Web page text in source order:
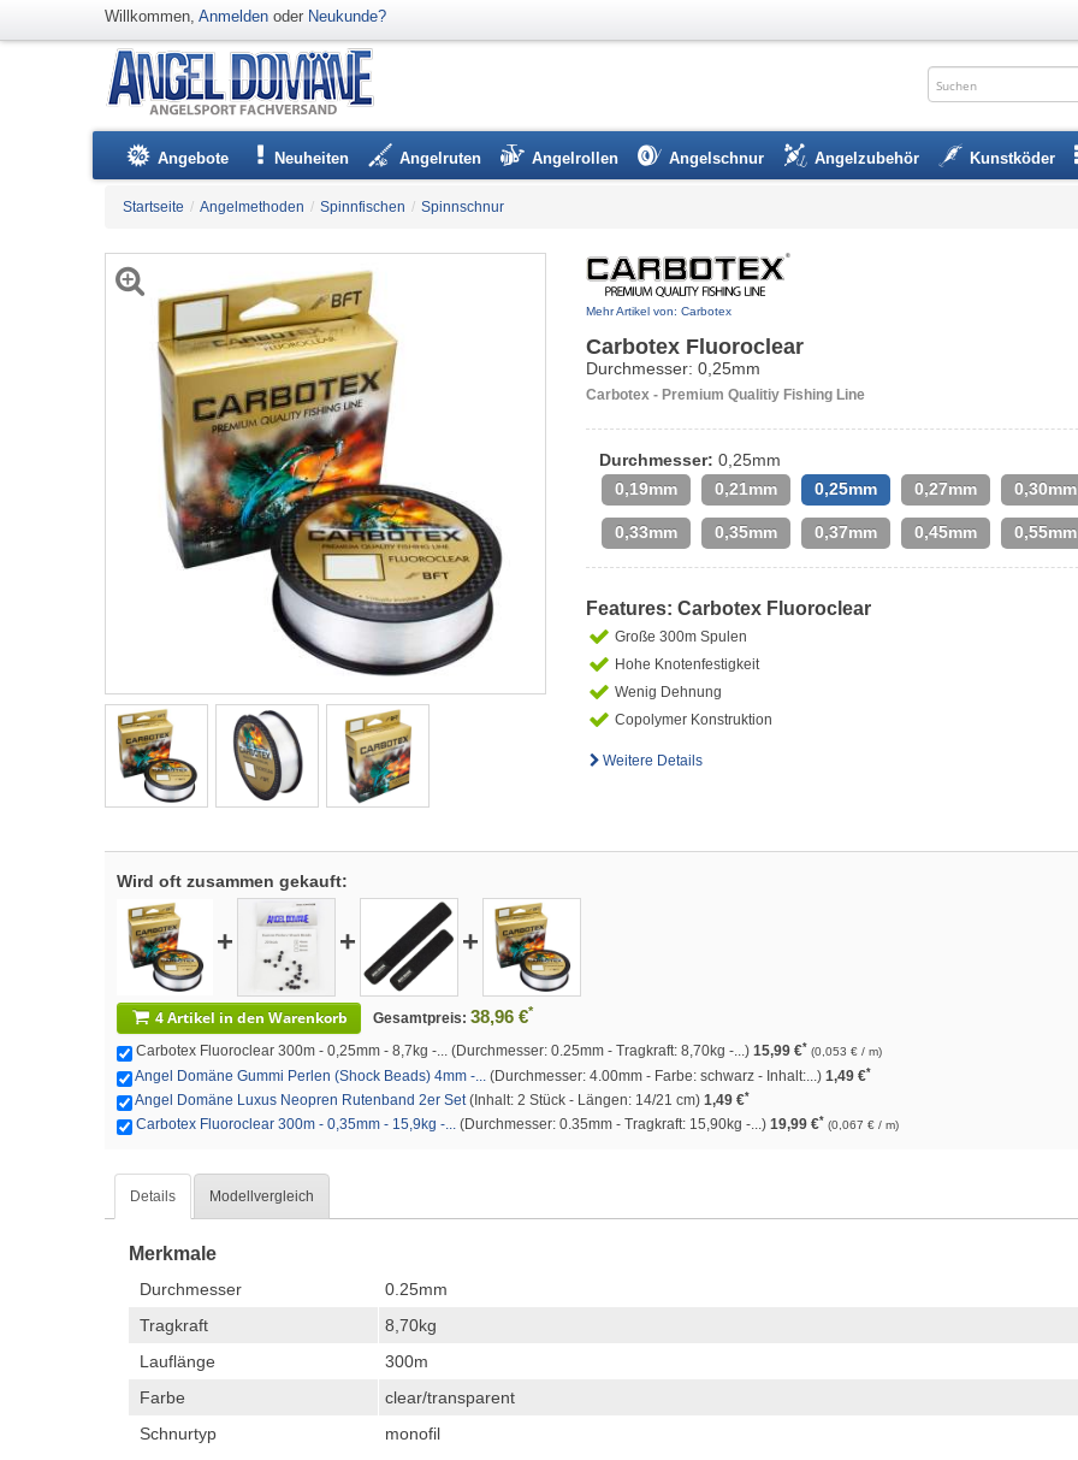
Willkommen, Anmelden oder Neukunde?
Angebote Neuheiten Angelruten Angelrollen Angelschnur Angelzubehör Kunstköder
Startseite / Angelmethoden / Spinnfischen / Spinnschnur
Mehr Artikel von: Carbotex
Carbotex Fluoroclear
Durchmesser: 0,25mm
Carbotex - Premium Qualitiy Fishing Line
Durchmesser: 0,25mm
0,19mm 0,21mm 0,25mm 0,27mm 0,30mm
0,33mm 0,35mm 0,37mm 0,45mm 0,55mm
Features: Carbotex Fluoroclear
Große 300m Spulen
Hohe Knotenfestigkeit
Wenig Dehnung
Copolymer Konstruktion
Weitere Details
Wird oft zusammen gekauft:
+ + +
4 Artikel in den Warenkorb Gesamtpreis: 38,96 €*
Carbotex Fluoroclear 300m - 0,25mm - 8,7kg -... (Durchmesser: 0.25mm - Tragkraft: 8,70kg -...) 15,99 €* (0,053 € / m)
Angel Domäne Gummi Perlen (Shock Beads) 4mm -... (Durchmesser: 4.00mm - Farbe: schwarz - Inhalt:...) 1,49 €*
Angel Domäne Luxus Neopren Rutenband 2er Set(Inhalt: 2 Stück - Längen: 14/21 cm) 1,49 €*
Carbotex Fluoroclear 300m - 0,35mm - 15,9kg -... (Durchmesser: 0.35mm - Tragkraft: 15,90kg -...) 19,99 €* (0,067 € / m)
Details Modellvergleich
Merkmale
Durchmesser
0.25mm
Tragkraft
8,70kg
Lauflänge
300m
Farbe
clear/transparent
Schnurtyp
monofil